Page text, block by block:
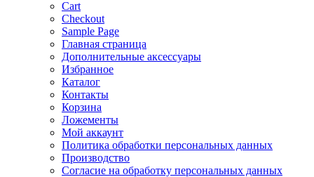
Cart
Checkout
Sample Page
Главная страница
Дополнительные аксессуары
Избранное
Каталог
Контакты
Корзина
Ложементы
Мой аккаунт
Политика обработки персональных данных
Производство
Согласие на обработку персональных данных